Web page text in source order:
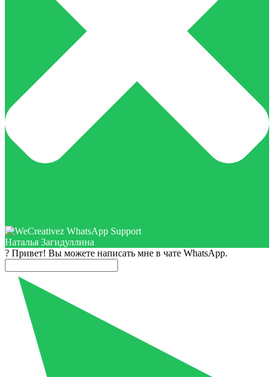
Наталья Загидуллина
? Привет! Вы можете написать мне в чате WhatsApp.